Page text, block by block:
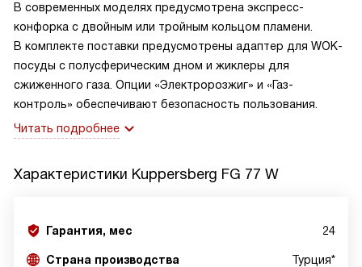
В современных моделях предусмотрена экспресс-
конфорка с двойным или тройным кольцом пламени.
В комплекте поставки предусмотрены адаптер для WOK-
посуды с полусферическим дном и жиклеры для
сжиженного газа. Опции «Электророзжиг» и «Газ-
контроль» обеспечивают безопасность пользования.
Читать подробнее
Характеристики Kuppersberg FG 77 W
Гарантия, мес 24
Страна производства Турция*